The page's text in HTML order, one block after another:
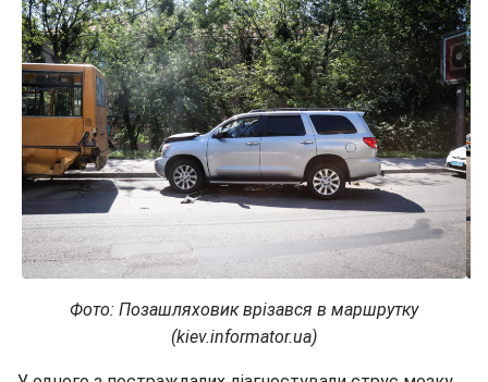
Фото: Позашляховик врізався в маршрутку
(kiev.informator.ua)